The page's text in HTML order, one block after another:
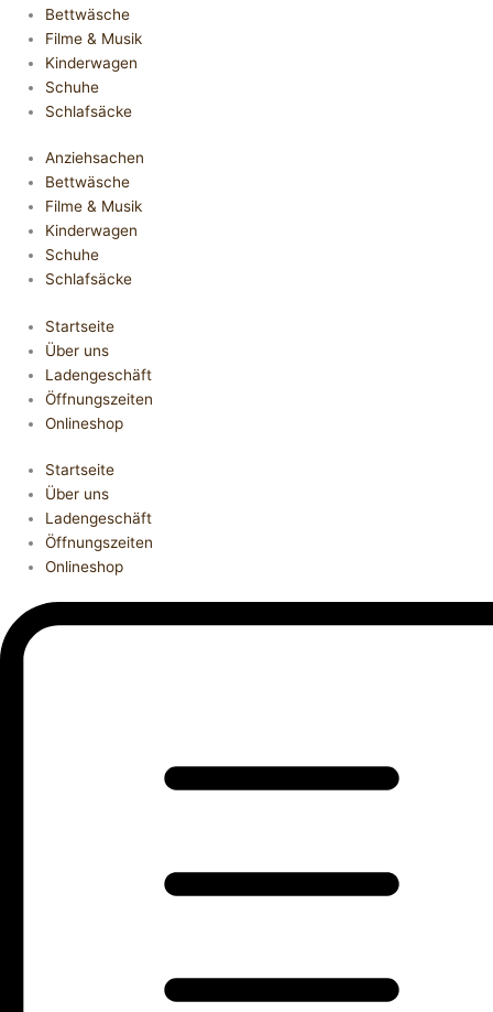
Bettwäsche
Filme & Musik
Kinderwagen
Schuhe
Schlafsäcke
Anziehsachen
Bettwäsche
Filme & Musik
Kinderwagen
Schuhe
Schlafsäcke
Startseite
Über uns
Ladengeschäft
Öffnungszeiten
Onlineshop
Startseite
Über uns
Ladengeschäft
Öffnungszeiten
Onlineshop